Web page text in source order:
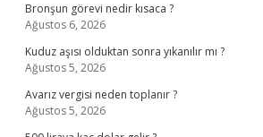
Bronşun görevi nedir kısaca ?
Ağustos 6, 2026
Kuduz aşısı olduktan sonra yıkanılır mı ?
Ağustos 5, 2026
Avarız vergisi neden toplanır ?
Ağustos 5, 2026